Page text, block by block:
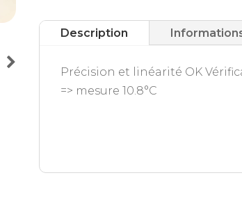
Description
Précision et linéarité OK
=> mesure 10.8°C